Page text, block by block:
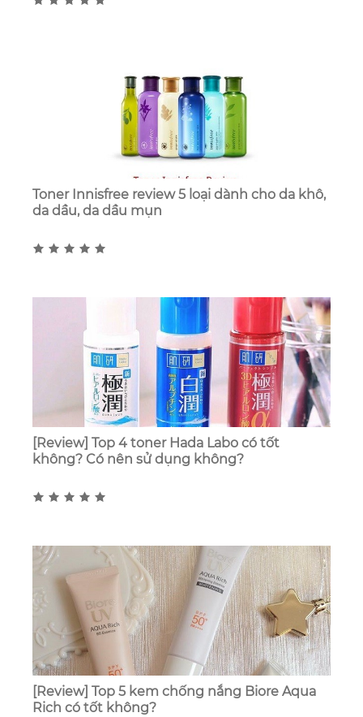
Toner Innisfree review 5 loại dành cho da khô,
da dầu, da dầu mụn
[Review] Top 4 toner Hada Labo có tốt
không? Có nên sử dụng không?
[Review] Top 5 kem chống nắng Biore Aqua
Rich có tốt không?